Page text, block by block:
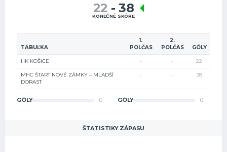
22 - 38
KONEČNÉ SKÓRE
TABUĽKA
1.
POLČAS
2.
POLČAS
GÓLY
HK KOŠICE - - 22
MHC ŠTART NOVÉ ZÁMKY – MLADŠÍ
DORAST
- - 38
GÓLY 0 GÓLY 0
ŠTATISTIKY ZÁPASU